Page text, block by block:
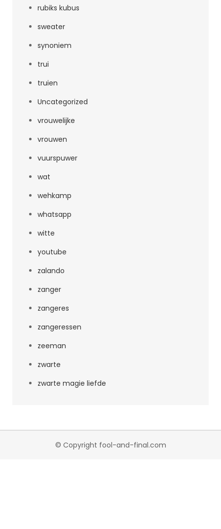
rubiks kubus
sweater
synoniem
trui
truien
Uncategorized
vrouwelijke
vrouwen
vuurspuwer
wat
wehkamp
whatsapp
witte
youtube
zalando
zanger
zangeres
zangeressen
zeeman
zwarte
zwarte magie liefde
© Copyright fool-and-final.com